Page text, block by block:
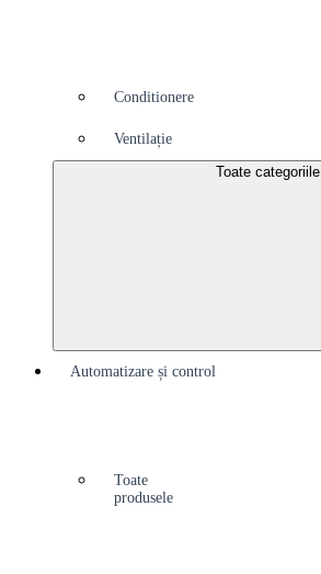
Conditionere
Ventilație
Toate categoriile
Automatizare și control
Toate
produsele